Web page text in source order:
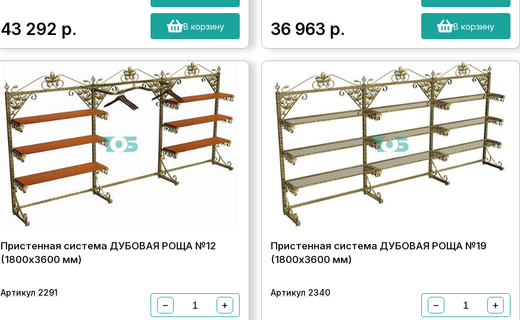
43 292 р. В корзину 36 963 р. В корзину
Пристенная система ДУБОВАЯ РОЩА №12
(1800х3600 мм)
Артикул 2291
− +
Пристенная система ДУБОВАЯ РОЩА №19
(1800х3600 мм)
Артикул 2340
− +